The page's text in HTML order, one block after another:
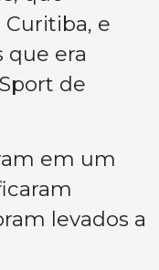
e
que era
de
em um
levados a